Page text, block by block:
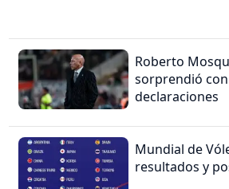
Roberto
sorprendió
declaraciones
Mundial de
resultados y